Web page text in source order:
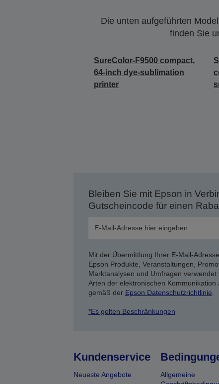
Die unten aufgeführten
finden Sie
SureColor-F9500 compact,
64-inch dye-sublimation
printer
Bleiben Sie mit Epson in
Gutscheincode für einen
Mit der Übermittlung Ihrer E-Mail-
Epson Produkte, Veranstaltungen,
Marktanalysen und Umfragen
Arten der elektronischen
gemäß der Epson Datenschutzrichtlinie
*Es gelten Beschränkungen
Kundenservice
Neueste Angebote
Allgemeine